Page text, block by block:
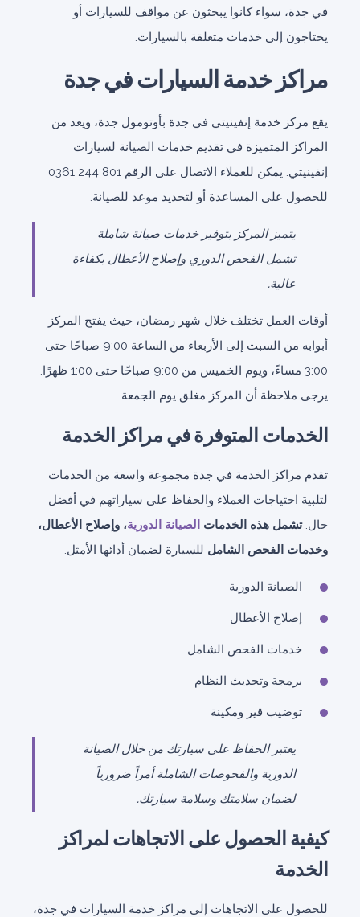
في جدة، سواء كانوا يبحثون عن مواقف للسيارات أو
يحتاجون إلى خدمات متعلقة بالسيارات.
مراكز خدمة السيارات في جدة
يقع مركز خدمة إنفينيتي في جدة بأوتومول جدة، ويعد من
المراكز المتميزة في تقديم خدمات الصيانة لسيارات
إنفينيتي. يمكن للعملاء الاتصال على الرقم 801 244 0361
للحصول على المساعدة أو لتحديد موعد للصيانة.
يتميز المركز بتوفير خدمات صيانة شاملة
تشمل الفحص الدوري وإصلاح الأعطال بكفاءة
عالية.
أوقات العمل تختلف خلال شهر رمضان، حيث يفتح المركز
أبوابه من السبت إلى الأربعاء من الساعة 9:00 صباحًا حتى
3:00 مساءً، ويوم الخميس من 9:00 صباحًا حتى 1:00 ظهرًا.
يرجى ملاحظة أن المركز مغلق يوم الجمعة.
الخدمات المتوفرة في مراكز الخدمة
تقدم مراكز الخدمة في جدة مجموعة واسعة من الخدمات
لتلبية احتياجات العملاء والحفاظ على سياراتهم في أفضل
حال.تشمل هذه الخدمات الصيانة الدورية، وإصلاح الأعطال،
وخدمات الفحص الشامل للسيارة لضمان أدائها الأمثل.
الصيانة الدورية
إصلاح الأعطال
خدمات الفحص الشامل
برمجة وتحديث النظام
توضيب قير ومكينة
يعتبر الحفاظ على سيارتك من خلال الصيانة
الدورية والفحوصات الشاملة أمراً ضرورياً
لضمان سلامتك وسلامة سيارتك.
كيفية الحصول على الاتجاهات لمراكز
الخدمة
للحصول على الاتجاهات إلى مراكز خدمة السيارات في جدة،